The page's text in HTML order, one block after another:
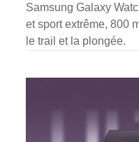
Samsung Galaxy
et sport extrême, 800
le trail et la plongée.